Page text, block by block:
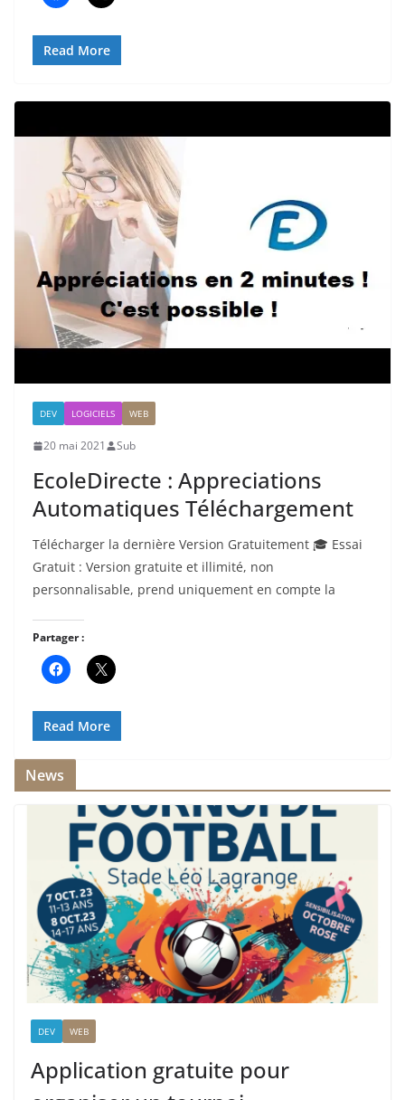
Read More
DEV LOGICIELS WEB
20 mai 2021 Sub
EcoleDirecte : Appreciations
Automatiques Téléchargement
Télécharger la dernière Version Gratuitement 🎓 Essai
Gratuit : Version gratuite et illimité, non
personnalisable, prend uniquement en compte la
Partager :
Read More
News
DEV WEB
Application gratuite pour